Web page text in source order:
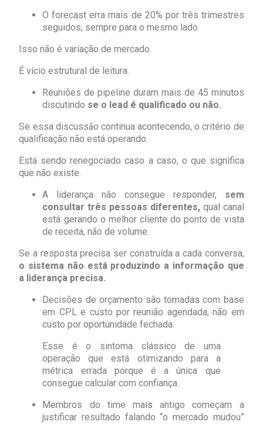
O forecast erra mais de 20% por três trimestres
seguidos, sempre para o mesmo lado.
Isso não é variação de mercado.
É vício estrutural de leitura.
Reuniões de pipeline duram mais de 45 minutos
discutindo se o lead é qualificado ou não.
Se essa discussão continua acontecendo, o critério de
qualificação não está operando.
Está sendo renegociado caso a caso, o que significa
que não existe.
A liderança não consegue responder, sem
consultar três pessoas diferentes,qual canal
está gerando o melhor cliente do ponto de vista
de receita, não de volume.
Se a resposta precisa ser construída a cada conversa,
o sistema não está produzindo a informação que
a liderança precisa.
Decisões de orçamento são tomadas com base
em CPL e custo por reunião agendada, não em
custo por oportunidade fechada.
Esse é o sintoma clássico de uma
operação que está otimizando para a
métrica errada porque é a única que
consegue calcular com confiança.
Membros do time mais antigo começam a
justificar resultado falando “o mercado mudou”